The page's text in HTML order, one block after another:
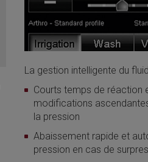
La gestion intelligente du
Courts temps de réaction
modifications
la pression
Abaissement rapide et
pression en cas de